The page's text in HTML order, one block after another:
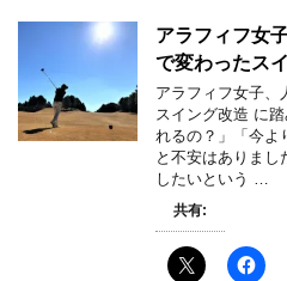
アラフィフ女
で変わったス
アラフィフ女子、
スイング改造 に
れるの？」「今よ
と不安はありまし
したいという …
共有: